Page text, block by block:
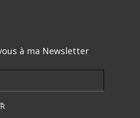
à ma Newsletter